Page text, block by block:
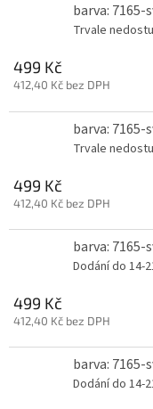
barva: 7165-
Trvale
499 Kč
412,40 Kč bez DPH
barva: 7165-
Trvale
499 Kč
412,40 Kč bez DPH
barva: 7165-
Dodání do 14-
499 Kč
412,40 Kč bez DPH
barva: 7165-
Dodání do 14-